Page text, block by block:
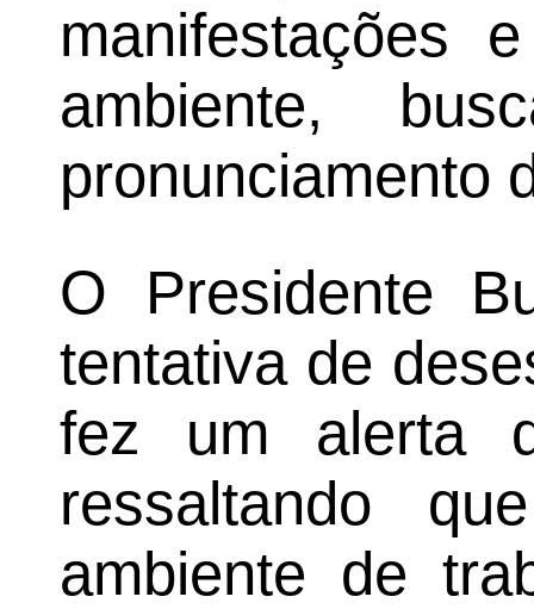
manifestações
ambiente,
pronunciamento
O Presidente
tentativa de
fez um alerta
ressaltando
ambiente de